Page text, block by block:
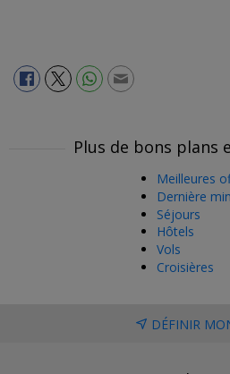
Plus de bons plans
Meilleures
Dernière
Séjours
Hôtels
Vols
Croisières
DÉFINIR